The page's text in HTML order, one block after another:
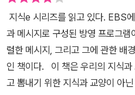
신이 진실을 알게 되면 과연 어떤 선택을 하게
예약구매하고,다 읽고 난 후에 내
의 저 장면이었다. 지식e 시즌 1에
것'을 세심히 살펴본 흔적을 역력
럼 고이 담았다. 희로애락(喜怒哀
10개의 이야기를 담아 총 40개의
지식e 시리즈를 읽고 있다. EBS
과 메시지로 구성된 방영 프로그
렬한 메시지, 그리고 그에 관한 배
인 책이다. 이 책은 우리의 지식과
고 뽐내기 위한 지식과 교양이 아